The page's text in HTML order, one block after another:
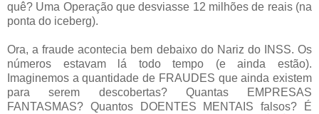
quê? Uma Operação que desviasse 12 milhões de reais (na
ponta do iceberg).
Ora, a fraude acontecia bem debaixo do Nariz do INSS. Os
números estavam lá todo tempo (e ainda estão).
Imaginemos a quantidade de FRAUDES que ainda existem
para serem descobertas? Quantas EMPRESAS
FANTASMAS? Quantos DOENTES MENTAIS falsos? É